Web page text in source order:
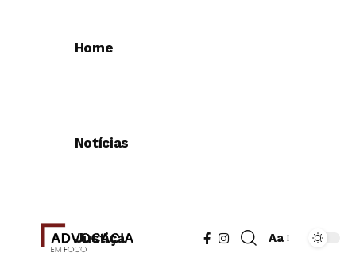
Home
Notícias
Justiça Aa